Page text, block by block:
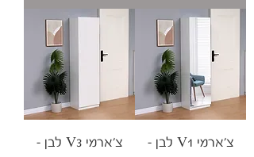
צ'ארמי V1 לבן -
צ'ארמי V3 לבן -